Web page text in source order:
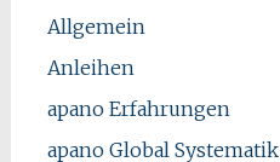
Allgemein
Anleihen
apano Erfahrungen
apano Global Systematik